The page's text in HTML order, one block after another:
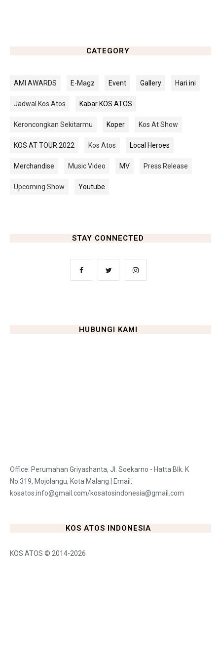
CATEGORY
AMI AWARDS E-Magz Event Gallery Hari ini
Jadwal Kos Atos Kabar KOS ATOS
Keroncongkan Sekitarmu Koper Kos At Show
KOS AT TOUR 2022 Kos Atos Local Heroes
Merchandise Music Video MV Press Release
Upcoming Show Youtube
STAY CONNECTED
HUBUNGI KAMI
Office: Perumahan Griyashanta, Jl. Soekarno - Hatta Blk. K
No.319, Mojolangu, Kota Malang | Email:
kosatos.info@gmail.com/kosatosindonesia@gmail.com
KOS ATOS INDONESIA
KOS ATOS © 2014-2026